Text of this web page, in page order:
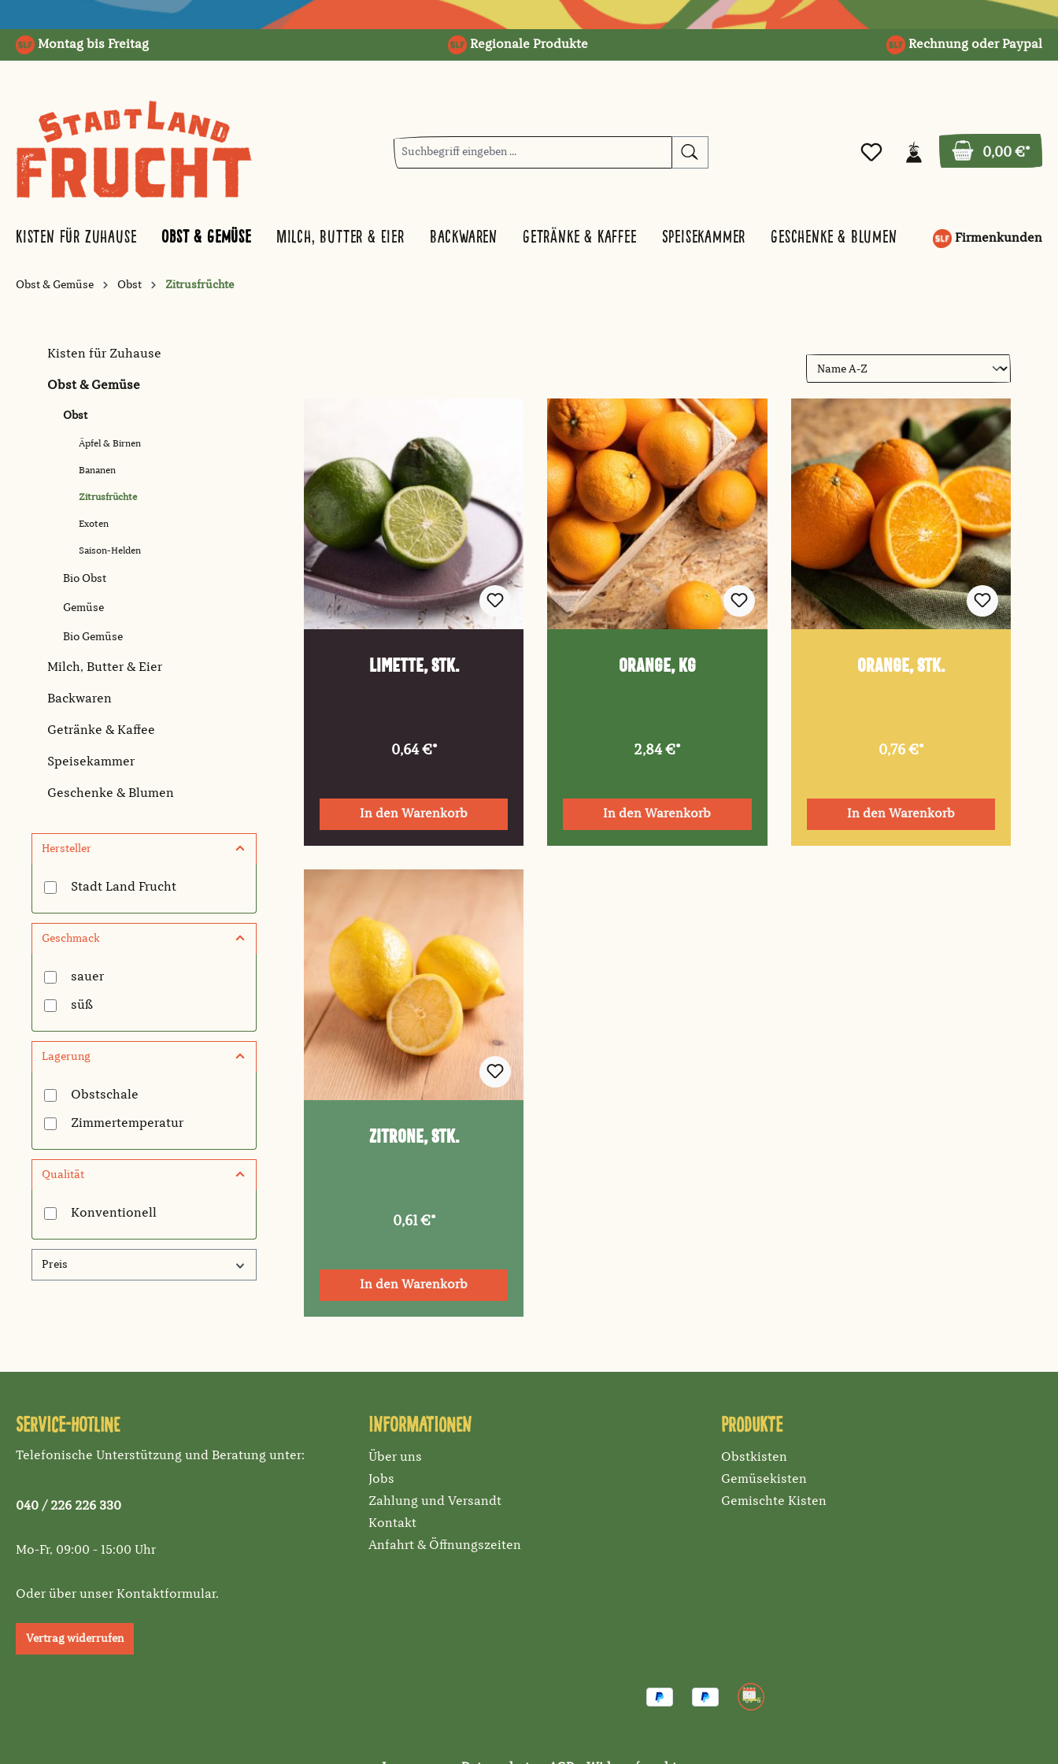
Montag bis Freitag Regionale Produkte Rechnung oder Paypal
0,00 €*
Kisten für Zuhause Obst & Gemüse Milch, Butter & Eier Backwaren Getränke & Kaffee Speisekammer Geschenke & Blumen Firmenkunden
Obst & Gemüse Obst Zitrusfrüchte
Kisten für Zuhause
Obst & Gemüse
Obst
Äpfel & Birnen
Bananen
Zitrusfrüchte
Exoten
Saison-Helden
Bio Obst
Gemüse
Bio Gemüse
Milch, Butter & Eier
Backwaren
Getränke & Kaffee
Speisekammer
Geschenke & Blumen
Hersteller
Stadt Land Frucht
Geschmack
sauer
süß
Lagerung
Obstschale
Zimmertemperatur
Qualität
Konventionell
Preis
Limette, Stk.
0,64 €*
In den Warenkorb
Orange, kg
2,84 €*
In den Warenkorb
Orange, Stk.
0,76 €*
In den Warenkorb
Zitrone, Stk.
0,61 €*
In den Warenkorb
Service-Hotline
Telefonische Unterstützung und Beratung unter:
040 / 226 226 330
Mo-Fr, 09:00 - 15:00 Uhr
Oder über unser Kontaktformular.
Vertrag widerrufen
Informationen
Über uns
Jobs
Zahlung und Versandt
Kontakt
Anfahrt & Öffnungszeiten
Produkte
Obstkisten
Gemüsekisten
Gemischte Kisten